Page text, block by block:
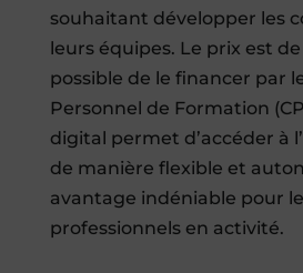
souhaitant développer les
leurs équipes. Le prix est
possible de le financer par
Personnel de Formation
digital permet d’accéder à
de manière flexible et
avantage indéniable pour
professionnels en activité.